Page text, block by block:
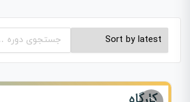
جستجو
برای: